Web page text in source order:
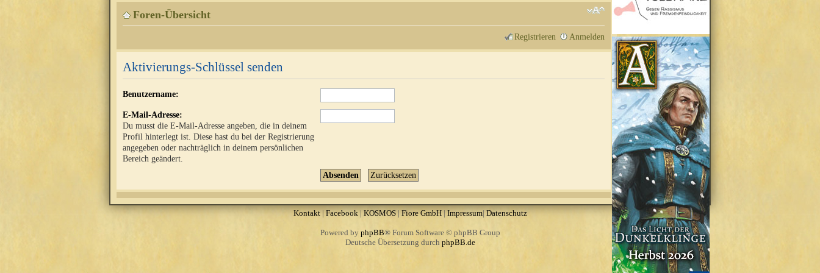
Foren-Übersicht
Registrieren Anmelden
Aktivierungs-Schlüssel senden
Benutzername:
E-Mail-Adresse:
Du musst die E-Mail-Adresse angeben, die in deinem
Profil hinterlegt ist. Diese hast du bei der Registrierung
angegeben oder nachträglich in deinem persönlichen
Bereich geändert.
Kontakt|Facebook | KOSMOS| Fiore GmbH| Impressum| Datenschutz
Powered by phpBB® Forum Software © phpBB Group
Deutsche Übersetzung durch phpBB.de